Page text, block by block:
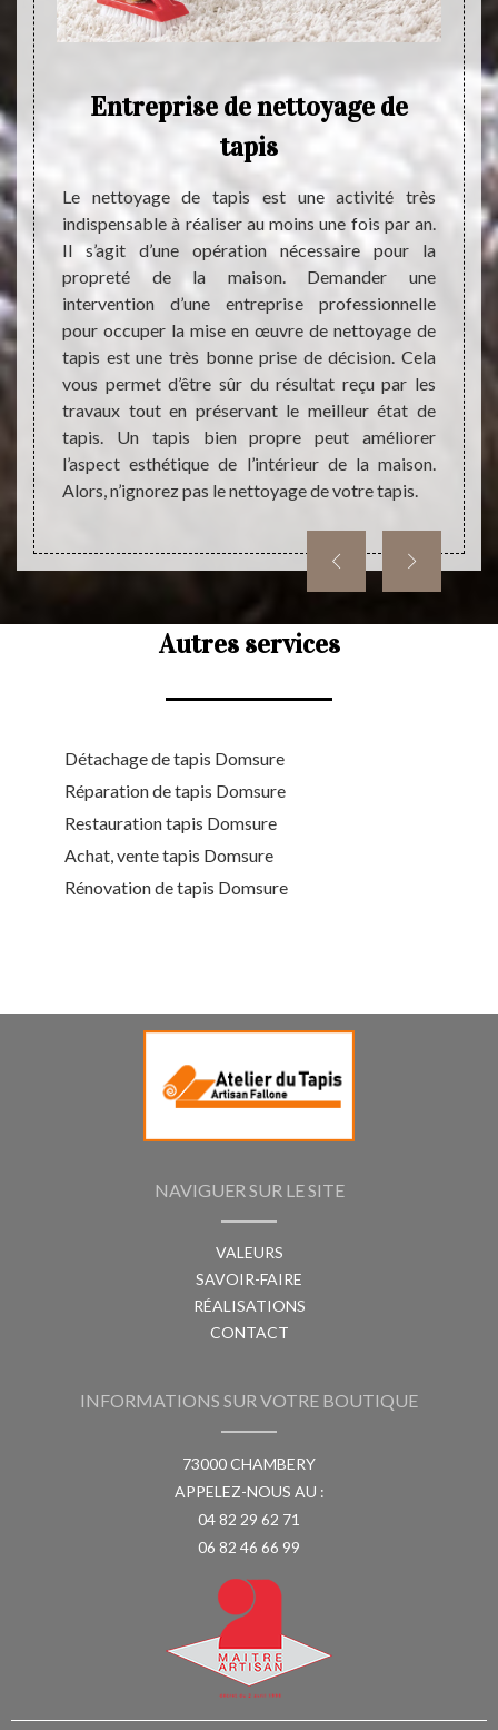
ces
d’un
le
Entreprise de nettoyage de
tapis
Le nettoyage de tapis est une activité très
indispensable à réaliser au moins une fois par an.
Il s’agit d’une opération nécessaire pour la
propreté de la maison. Demander une
intervention d’une entreprise professionnelle
pour occuper la mise en œuvre de nettoyage de
tapis est une très bonne prise de décision. Cela
vous permet d’être sûr du résultat reçu par les
travaux tout en préservant le meilleur état de
tapis. Un tapis bien propre peut améliorer
l’aspect esthétique de l’intérieur de la maison.
Alors, n’ignorez pas le nettoyage de votre tapis.
Si
peut
cela
sans
nous
Autres services
Détachage de tapis Domsure
Réparation de tapis Domsure
Restauration tapis Domsure
Achat, vente tapis Domsure
Rénovation de tapis Domsure
NAVIGUER SUR LE SITE
VALEURS
SAVOIR-FAIRE
RÉALISATIONS
CONTACT
INFORMATIONS SUR VOTRE BOUTIQUE
73000 CHAMBERY
APPELEZ-NOUS AU :
04 82 29 62 71
06 82 46 66 99